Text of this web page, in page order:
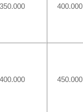
350.000 400.000
400.000 450.000